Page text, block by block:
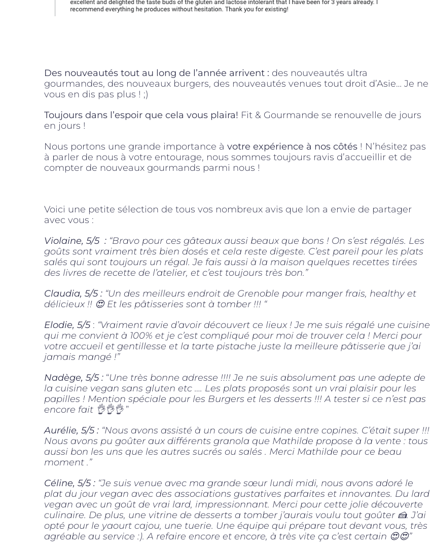
Des nouveautés tout au long de l’année arrivent : des nouveautés ultra
gourmandes, des nouveaux burgers, des nouveautés venues tout droit d’Asie… Je ne
vous en dis pas plus ! ;)
Toujours dans l’espoir que cela vous plaira! Fit & Gourmande se renouvelle de jours
en jours !
Nous portons une grande importance à votre expérience à nos côtés ! N’hésitez pas
à parler de nous à votre entourage, nous sommes toujours ravis d’accueillir et de
compter de nouveaux gourmands parmi nous !
Voici une petite sélection de tous vos nombreux avis que lon a envie de partager
avec vous :
Violaine, 5/5 : “Bravo pour ces gâteaux aussi beaux que bons ! On s’est régalés. Les
goûts sont vraiment très bien dosés et cela reste digeste. C’est pareil pour les plats
salés qui sont toujours un régal. Je fais aussi à la maison quelques recettes tirées
des livres de recette de l’atelier, et c’est toujours très bon.”
Claudia, 5/5 : “Un des meilleurs endroit de Grenoble pour manger frais, healthy et
délicieux !! 😍 Et les pâtisseries sont à tomber !!! “
Elodie, 5/5 : “Vraiment ravie d’avoir découvert ce lieux ! Je me suis régalé une cuisine
qui me convient à 100% et je c’est compliqué pour moi de trouver cela ! Merci pour
votre accueil et gentillesse et la tarte pistache juste la meilleure pâtisserie que j’ai
jamais mangé !”
Nadège, 5/5 : “Une très bonne adresse !!!! Je ne suis absolument pas une adepte de
la cuisine vegan sans gluten etc …. Les plats proposés sont un vrai plaisir pour les
papilles ! Mention spéciale pour les Burgers et les desserts !!! A tester si ce n’est pas
encore fait 👌👌👌”
Aurélie, 5/5 : “Nous avons assisté à un cours de cuisine entre copines. C’était super !!!
Nous avons pu goûter aux différents granola que Mathilde propose à la vente : tous
aussi bon les uns que les autres sucrés ou salés . Merci Mathilde pour ce beau
moment .”
Céline, 5/5 : “Je suis venue avec ma grande sœur lundi midi, nous avons adoré le
plat du jour vegan avec des associations gustatives parfaites et innovantes. Du lard
vegan avec un goût de vrai lard, impressionnant. Merci pour cette jolie découverte
culinaire. De plus, une vitrine de desserts a tomber j’aurais voulu tout goûter 🍰. J’ai
opté pour le yaourt cajou, une tuerie. Une équipe qui prépare tout devant vous, très
agréable au service :). A refaire encore et encore, à très vite ça c’est certain 😍😍”